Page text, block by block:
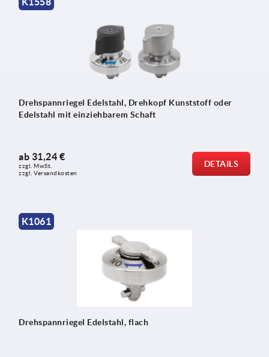
Drehspannriegel Edelstahl, Drehkopf Kunststoff oder
Edelstahl mit einziehbarem Schaft
ab 31,24 €
zzgl. MwSt.
zzgl. Versandkosten
DETAILS
K1061
Drehspannriegel Edelstahl, flach